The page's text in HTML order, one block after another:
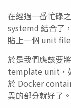
在經過一番忙碌
systemd 結合了
貼上一個 unit
於是我們應該要
template unit，
於 Docker
異的部分就好了。